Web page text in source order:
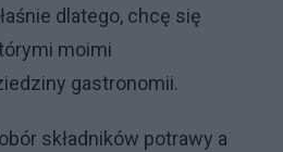
dlatego, chcę się
moimi
gastronomii.
składników potrawy a